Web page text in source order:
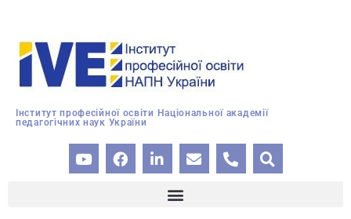
Інститут професійної освіти Національної академії
педагогічних наук України